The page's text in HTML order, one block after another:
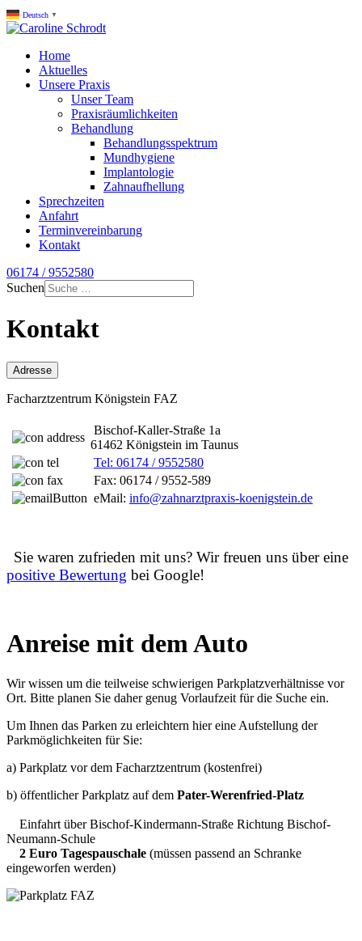
Deutsch ▼
Home
Aktuelles
Unsere Praxis
Unser Team
Praxisräumlichkeiten
Behandlung
Behandlungsspektrum
Mundhygiene
Implantologie
Zahnaufhellung
Sprechzeiten
Anfahrt
Terminvereinbarung
Kontakt
06174 / 9552580
Suchen
Kontakt
Adresse
Facharztzentrum Königstein FAZ
Bischof-Kaller-Straße 1a
61462 Königstein im Taunus
Tel: 06174 / 9552580
Fax: 06174 / 9552-589
eMail: info@zahnarztpraxis-koenigstein.de
Sie waren zufrieden mit uns? Wir freuen uns über eine
positive Bewertung bei Google!
Anreise mit dem Auto
Wir wissen um die teilweise schwierigen Parkplatzverhältnisse vor
Ort. Bitte planen Sie daher genug Vorlaufzeit für die Suche ein.
Um Ihnen das Parken zu erleichtern hier eine Aufstellung der
Parkmöglichkeiten für Sie:
a) Parkplatz vor dem Facharztzentrum (kostenfrei)
b) öffentlicher Parkplatz auf dem Pater-Werenfried-Platz
Einfahrt über Bischof-Kindermann-Straße Richtung Bischof-
Neumann-Schule
2 Euro Tagespauschale (müssen passend an Schranke
eingeworfen werden)